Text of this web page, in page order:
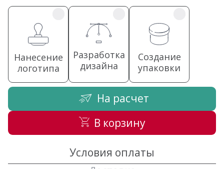
Нанесение
логотипа
Разработка
дизайна
Создание
упаковки
На расчет
В корзину
Условия оплаты